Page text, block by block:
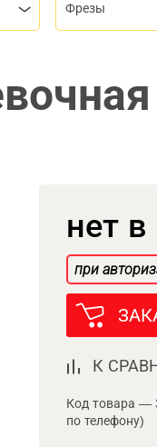
Фрезы
нет
при
К
Код товара —
по телефону)